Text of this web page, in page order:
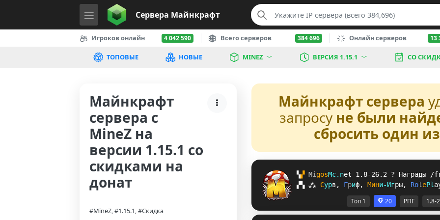
Сервера Майнкрафт
Игроков онлайн 4 042 590 Всего серверов 384 696 Онлайн серверов 13
ТОПОВЫЕ НОВЫЕ MINEZ ВЕРСИЯ 1.15.1 СО
Майнкрафт
сервера с
MineZ на
версии 1.15.1 со
скидками на
донат
#MineZ, #1.15.1, #Скидка
Майнкрафт сервера
запросу не были
сбросить один
▚▞ Mi gosMc. net 1.8-26.2 ? Награды /
▞▚ ⁂ Сурв , Гриф, Мини-Игры, Rol ePl a
Топ 1 20 РПГ 1.8-